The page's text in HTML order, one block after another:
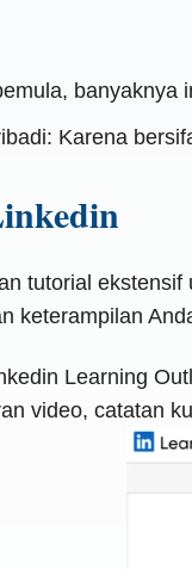
banyaknya
Karena
tutorial
keterampilan
Learning
video, catatan